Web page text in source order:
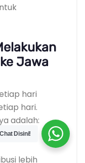
Jawa
hari
hari.
adalah:
cepat
lebih
Chat Disini!